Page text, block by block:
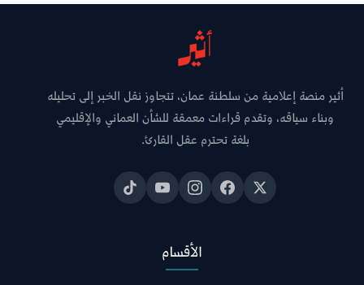
أثير منصة إعلامية من سلطنة عمان، تتجاوز نقل الخبر إلى تحليله
وبناء سياقه، وتقدم قراءات معمقة للشأن العماني والإقليمي
بلغة تحترم عقل القارئ.
الأقسام